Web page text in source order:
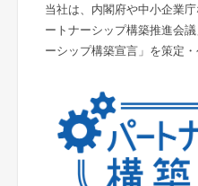
当社は、内閣府や中小企業
ートナーシップ構築推進会
ーシップ構築宣言」を策定・